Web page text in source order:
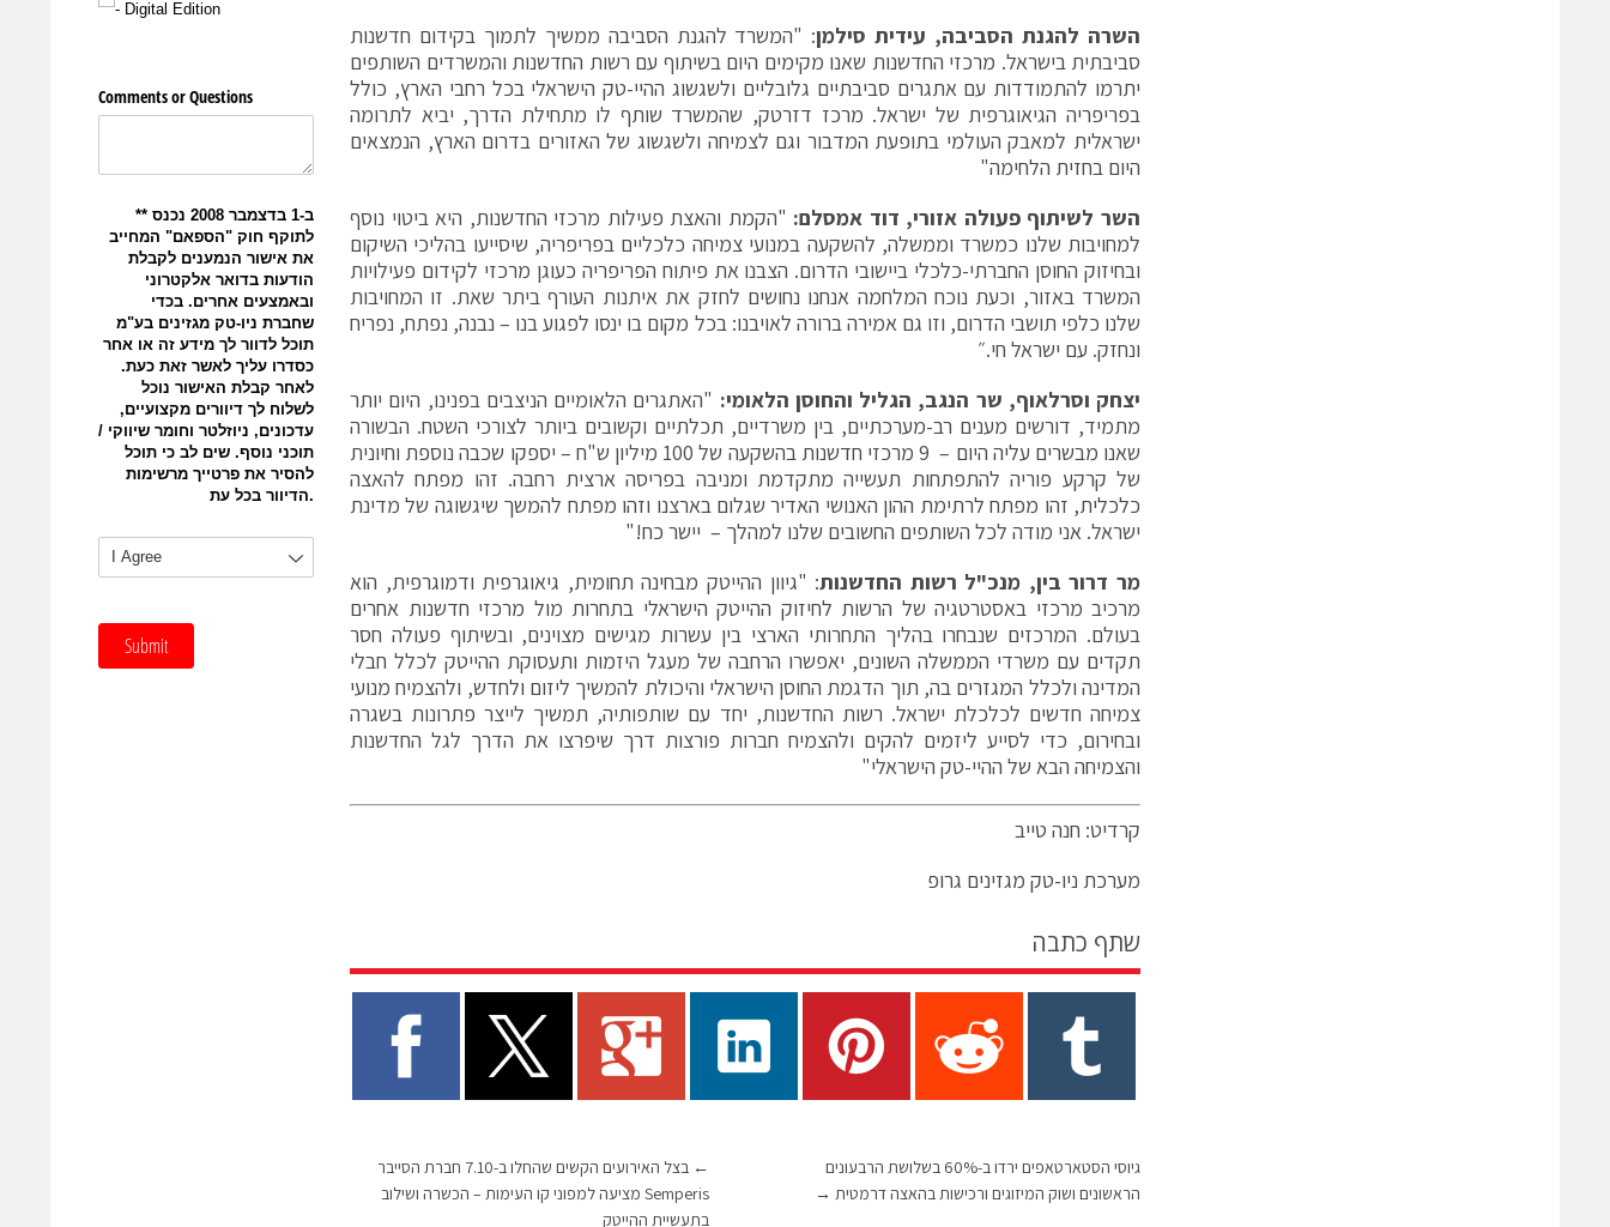
השרה להגנת הסביבה, עידית סילמן: "המשרד להגנת הסביבה ממשיך לתמוך בקידום חדשנות
סביבתית בישראל. מרכזי החדשנות שאנו מקימים היום בשיתוף עם רשות החדשנות והמשרדים השותפים
יתרמו להתמודדות עם אתגרים סביבתיים גלובליים ולשגשוג ההיי-טק הישראלי בכל רחבי הארץ, כולל
בפריפריה הגיאוגרפית של ישראל. מרכז דזרטק, שהמשרד שותף לו מתחילת הדרך, יביא לתרומה
ישראלית למאבק העולמי בתופעת המדבור וגם לצמיחה ולשגשוג של האזורים בדרום הארץ, הנמצאים
היום בחזית הלחימה"
השר לשיתוף פעולה אזורי, דוד אמסלם: "הקמת והאצת פעילות מרכזי החדשנות, היא ביטוי נוסף
למחויבות שלנו כמשרד וממשלה, להשקעה במנועי צמיחה כלכליים בפריפריה, שיסייעו בהליכי השיקום
ובחיזוק החוסן החברתי-כלכלי ביישובי הדרום. הצבנו את פיתוח הפריפריה כעוגן מרכזי לקידום פעילויות
המשרד באזור, וכעת נוכח המלחמה אנחנו נחושים לחזק את איתנות העורף ביתר שאת. זו המחויבות
שלנו כלפי תושבי הדרום, וזו גם אמירה ברורה לאויבנו: בכל מקום בו ינסו לפגוע בנו – נבנה, נפתח, נפריח
ונחזק. עם ישראל חי.״
יצחק וסרלאוף, שר הנגב, הגליל והחוסן הלאומי: "האתגרים הלאומיים הניצבים בפנינו, היום יותר
מתמיד, דורשים מענים רב-מערכתיים, בין משרדיים, תכלתיים וקשובים ביותר לצורכי השטח. הבשורה
שאנו מבשרים עליה היום – 9 מרכזי חדשנות בהשקעה של 100 מיליון ש"ח – יספקו שכבה נוספת וחיונית
של קרקע פוריה להתפתחות תעשייה מתקדמת ומניבה בפריסה ארצית רחבה. זהו מפתח להאצה
כלכלית, זהו מפתח לרתימת ההון האנושי האדיר שגלום בארצנו וזהו מפתח להמשך שיגשוגה של מדינת
ישראל. אני מודה לכל השותפים החשובים שלנו למהלך – יישר כח!"
מר דרור בין, מנכ"ל רשות החדשנות: "גיוון ההייטק מבחינה תחומית, גיאוגרפית ודמוגרפית, הוא
מרכיב מרכזי באסטרטגיה של הרשות לחיזוק ההייטק הישראלי בתחרות מול מרכזי חדשנות אחרים
בעולם. המרכזים שנבחרו בהליך התחרותי הארצי בין עשרות מגישים מצוינים, ובשיתוף פעולה חסר
תקדים עם משרדי הממשלה השונים, יאפשרו הרחבה של מעגל היזמות ותעסוקת ההייטק לכלל חבלי
המדינה ולכלל המגזרים בה, תוך הדגמת החוסן הישראלי והיכולת להמשיך ליזום ולחדש, ולהצמיח מנועי
צמיחה חדשים לכלכלת ישראל. רשות החדשנות, יחד עם שותפותיה, תמשיך לייצר פתרונות בשגרה
ובחירום, כדי לסייע ליזמים להקים ולהצמיח חברות פורצות דרך שיפרצו את הדרך לגל החדשנות
והצמיחה הבא של ההיי-טק הישראלי"
קרדיט: חנה טייב
מערכת ניו-טק מגזינים גרופ
שתף כתבה
←
בצל האירועים הקשים שהחלו ב-7.10 חברת הסייבר
Semperis מציעה למפוני קו העימות – הכשרה ושילוב
בתעשיית ההייטק
גיוסי הסטארטאפים ירדו ב-60% בשלושת הרבעונים
הראשונים ושוק המיזוגים ורכישות בהאצה דרמטית →